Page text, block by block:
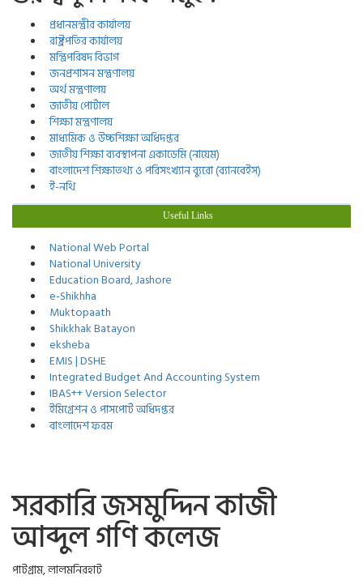
প্রধানমন্ত্রীর কার্যালয়
রাষ্ট্রপতির কার্যালয়
মন্ত্রিপরিষদ বিভাগ
জনপ্রশাসন মন্ত্রণালয়
অর্থ মন্ত্রণালয়
জাতীয় পোর্টাল
শিক্ষা মন্ত্রণালয়
মাধ্যমিক ও উচ্চশিক্ষা অধিদপ্তর
জাতীয় শিক্ষা ব্যবস্থাপনা একাডেমি (নায়েম)
বাংলাদেশ শিক্ষাতথ্য ও পরিসংখ্যান ব্যুরো (ব্যানবেইস)
ই-নথি
Useful Links
National Web Portal
National University
Education Board, Jashore
e-Shikhha
Muktopaath
Shikkhak Batayon
eksheba
EMIS | DSHE
Integrated Budget And Accounting System
IBAS++ Version Selector
ইমিগ্রেশন ও পাসপোর্ট অধিদপ্তর
বাংলাদেশ ফরম
সরকারি জসমুদ্দিন কাজী
আব্দুল গণি কলেজ
পাটগ্রাম, লালমনিরহাট